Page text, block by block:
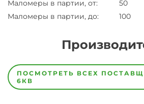
Маломеры в партии, от:
50
Маломеры в партии, до: 100
Завод Завод-
изготовитель
предпочел
ПОСМОТРЕТЬ ВСЕХ
6КВ